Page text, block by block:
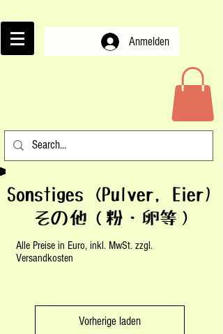
Anmelden
Sonstiges (Pulver, Eier)
その他（粉・卵等）
Alle Preise in Euro, inkl. MwSt. zzgl.
Versandkosten
Vorherige laden